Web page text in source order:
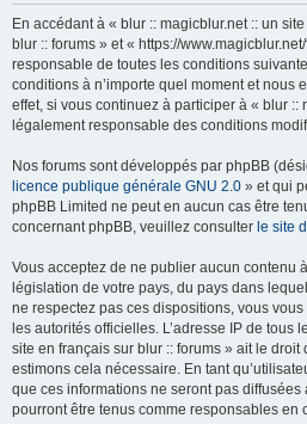
En accédant à « blur :: magicblur.net :: un
blur :: forums » et « https://
responsable de toutes les conditions
conditions à n’importe quel moment et
effet, si vous continuez à participer à « blur ::
légalement responsable des conditions
Nos forums sont développés par phpBB
licence publique générale GNU 2.0 » et qui
phpBB Limited ne peut en aucun cas être
concernant phpBB, veuillez consulter le site
Vous acceptez de ne publier aucun contenu
législation de votre pays, du pays dans
ne respectez pas ces dispositions, vous
les autorités officielles. L’adresse IP de
site en français sur blur :: forums » ait le
estimons cela nécessaire. En tant
que ces informations ne seront pas
pourront être tenus comme responsables